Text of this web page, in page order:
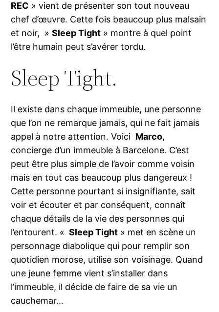
REC » vient de présenter son tout nouveau
chef d’œuvre. Cette fois beaucoup plus malsain
et noir, »Sleep Tight » montre à quel point
l’être humain peut s’avérer tordu.
Sleep Tight.
Il existe dans chaque immeuble, une personne
que l’on ne remarque jamais, qui ne fait jamais
appel à notre attention. Voici Marco,
concierge d’un immeuble à Barcelone. C’est
peut être plus simple de l’avoir comme voisin
mais en tout cas beaucoup plus dangereux !
Cette personne pourtant si insignifiante, sait
voir et écouter et par conséquent, connaît
chaque détails de la vie des personnes qui
l’entourent. « Sleep Tight » met en scène un
personnage diabolique qui pour remplir son
quotidien morose, utilise son voisinage. Quand
une jeune femme vient s’installer dans
l’immeuble, il décide de faire de sa vie un
cauchemar…